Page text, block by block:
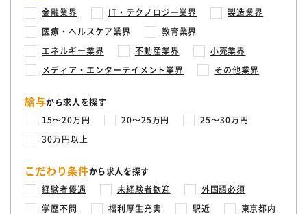
金融業界 IT・テクノロジー業界 製造業界
医療・ヘルスケア業界 教育業界
エネルギー業界 不動産業界 小売業界
メディア・エンターテイメント業界 その他業界
給与から求人を探す
15〜20万円 20〜25万円 25〜30万円
30万円以上
こだわり条件から求人を探す
経験者優遇 未経験者歓迎 外国語必須
学歴不問 福利厚生充実 駅近 東京都内